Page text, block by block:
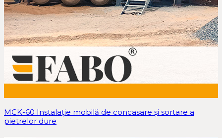
MCK-60 Instalație mobilă de concasare și sortare a
pietrelor dure